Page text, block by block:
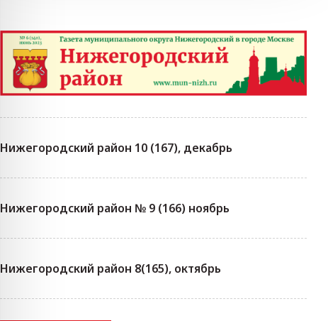
Нижегородский район 10 (167), декабрь
Нижегородский район № 9 (166) ноябрь
Нижегородский район 8(165), октябрь